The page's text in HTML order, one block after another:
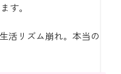
す。
活リズム崩れ。本当の